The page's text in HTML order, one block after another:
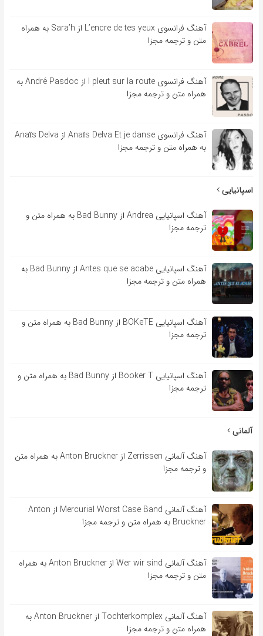
آهنگ فرانسوی L’encre de tes yeux از Sara’h به همراه
متن و ترجمه مجزا
آهنگ فرانسوی l pleut sur la route از André Pasdoc به
همراه متن و ترجمه مجزا
آهنگ فرانسوی Anaïs Delva Et je danse از Anaïs Delva
به همراه متن و ترجمه مجزا
اسپانیایی
آهنگ اسپانیایی Andrea از Bad Bunny به همراه متن و
ترجمه مجزا
آهنگ اسپانیایی Antes que se acabe از Bad Bunny به
همراه متن و ترجمه مجزا
آهنگ اسپانیایی BOKeTE از Bad Bunny به همراه متن و
ترجمه مجزا
آهنگ اسپانیایی Booker T از Bad Bunny به همراه متن و
ترجمه مجزا
آلمانی
آهنگ آلمانی Zerrissen از Anton Bruckner به همراه متن
و ترجمه مجزا
آهنگ آلمانی Mercurial Worst Case Band از Anton
Bruckner به همراه متن و ترجمه مجزا
آهنگ آلمانی Wer wir sind از Anton Bruckner به همراه
متن و ترجمه مجزا
آهنگ آلمانی Tochterkomplex از Anton Bruckner به
همراه متن و ترجمه مجزا